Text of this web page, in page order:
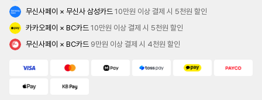
무신사페이 × 무신사 삼성카드 10만원 이상 결제 시 5천원 할인
카카오페이 × BC카드 10만원 이상 결제 시 5천원 할인
무신사페이 × BC카드 9만원 이상 결제 시 4천원 할인